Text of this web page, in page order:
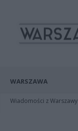
WARSZAWA
Wiadomości z Warszawy